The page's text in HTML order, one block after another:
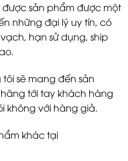
sản phẩm được một
những đại lý uy tín, có
hạn sử dụng, ship
sẽ mang đến sản
tới tay khách hàng
không với hàng giả.
khác tại